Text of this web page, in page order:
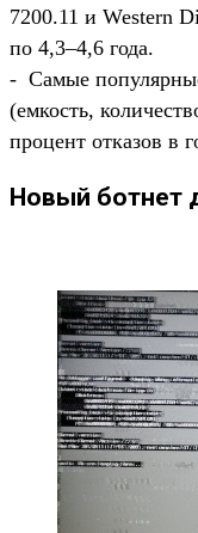
7200.11 и Western
по 4,3–4,6 года.
- Самые
(емкость,
процент отказов в
Новый ботнет